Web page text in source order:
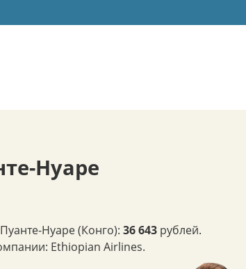
Нуаре
Нуаре (Конго): 36 643 рублей.
Ethiopian Airlines.